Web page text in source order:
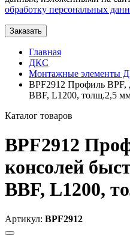
обработку персональных
Заказать
Главная
ДКС
Монтажные элементы
BPF2912 Профиль BPF,
BBF, L1200, толщ.2,5
Каталог товаров
BPF2912
консолей
BBF, L1200,
Артикул: BPF2912